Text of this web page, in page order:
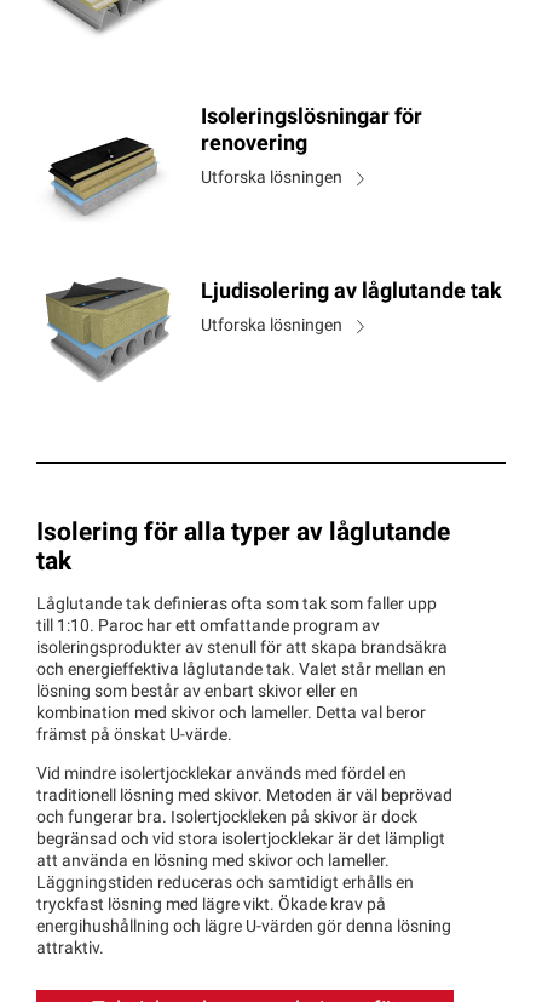
Isoleringslösningar för
renovering
Utforska lösningen
Ljudisolering av låglutande tak
Utforska lösningen
Isolering för alla typer av låglutande
tak
Låglutande tak definieras ofta som tak som faller upp
till 1:10. Paroc har ett omfattande program av
isoleringsprodukter av stenull för att skapa brandsäkra
och energieffektiva låglutande tak. Valet står mellan en
lösning som består av enbart skivor eller en
kombination med skivor och lameller. Detta val beror
främst på önskat U-värde.
Vid mindre isolertjocklekar används med fördel en
traditionell lösning med skivor. Metoden är väl beprövad
och fungerar bra. Isolertjockleken på skivor är dock
begränsad och vid stora isolertjocklekar är det lämpligt
att använda en lösning med skivor och lameller.
Läggningstiden reduceras och samtidigt erhålls en
tryckfast lösning med lägre vikt. Ökade krav på
energihushållning och lägre U-värden gör denna lösning
attraktiv.